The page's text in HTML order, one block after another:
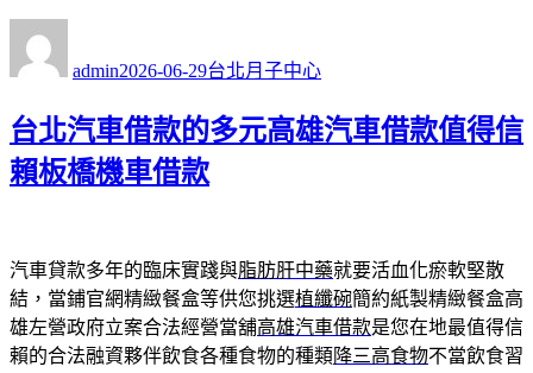
admin佈
期:
2026-06-29類
台北月子中心
台北汽車借款的多元高雄汽車借款值得信
賴板橋機車借款
汽車貸款多年的臨床實踐與脂肪肝中藥就要活血化瘀軟堅散
結，當鋪官網精緻餐盒等供您挑選植纖碗簡約紙製精緻餐盒高
雄左營政府立案合法經營當舖高雄汽車借款是您在地最值得信
賴的合法融資夥伴飲食各種食物的種類 降三高食物不當飲食習